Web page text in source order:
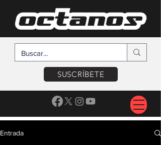
SUSCRÍBETE
Entrada